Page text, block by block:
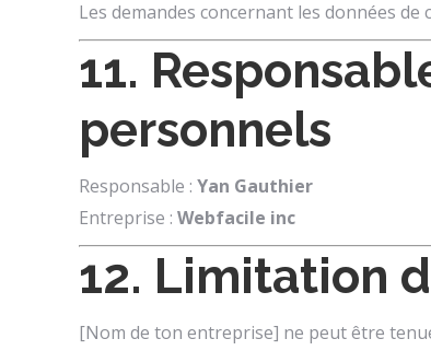
Les demandes concernant les données
11.
personnels
Responsable : Yan Gauthier
Entreprise : Webfacile inc
12. Limitation
[Nom de ton entreprise] ne peut être